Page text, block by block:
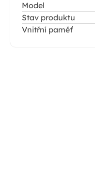
Model
Stav produktu
Vnitřní paměť